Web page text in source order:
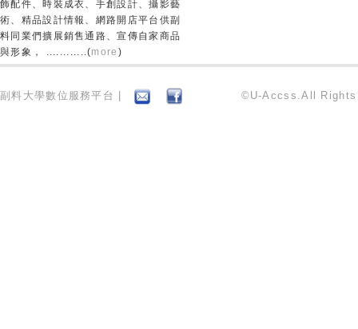
飾配件、時裝成衣、手創設計、攝影藝
術、精品設計情報、網路開店平台供副
料同業們擴展銷售通路、宣傳自家商品
與形象， ............(more )
副料大學數位服務平台 | ©U-Accss.All Rights